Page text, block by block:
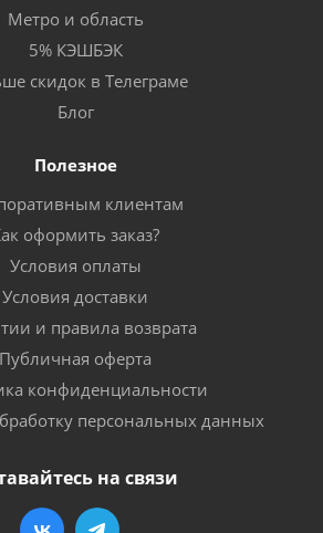
Метро и область
5% КЭШБЭК
скидок в Телеграме
Блог
Полезное
клиентам
оформить заказ?
Условия оплаты
Условия доставки
и правила возврата
Публичная оферта
конфиденциальности
персональных данных
на связи